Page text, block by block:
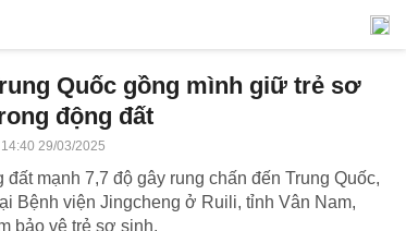
Quốc gồng mình giữ trẻ sơ
động đất
14:40 29/03/2025
đất mạnh 7,7 độ gây rung chấn đến Trung Quốc,
Bệnh viện Jingcheng ở Ruili, tỉnh Vân Nam,
bảo vệ trẻ sơ sinh.